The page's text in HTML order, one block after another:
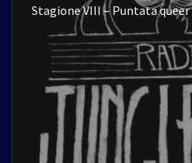
Stagione VIII – Puntata queer